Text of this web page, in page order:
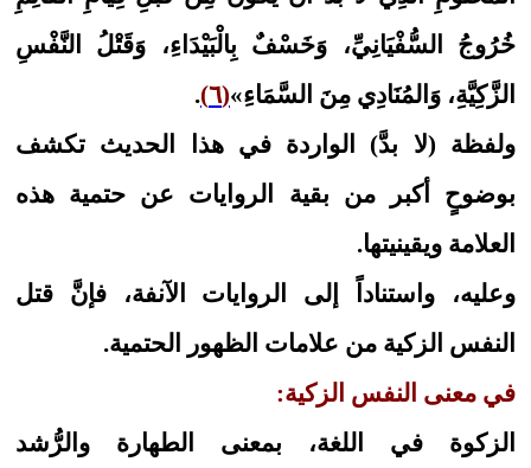
خُرُوجُ السُّفْيَانِيِّ، وَخَسْفٌ بِالْبَيْدَاءِ، وَقَتْلُ النَّفْسِ
الزَّكِيَّةِ، وَالمُنَادِي مِنَ السَّمَاءِ»(٦)
.
ولفظة (لا بدَّ) الواردة في هذا الحديث تكشف
بوضوحٍ أكبر من بقية الروايات عن حتمية هذه
العلامة ويقينيتها.
وعليه، واستناداً إلى الروايات الآنفة، فإنَّ قتل
النفس الزكية من علامات الظهور الحتمية.
في معنى النفس الزكية:
الزكوة في اللغة، بمعنى الطهارة والرُّشد